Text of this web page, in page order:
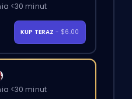
<30 minut
KUP TERAZ - $6.00
<30 minut